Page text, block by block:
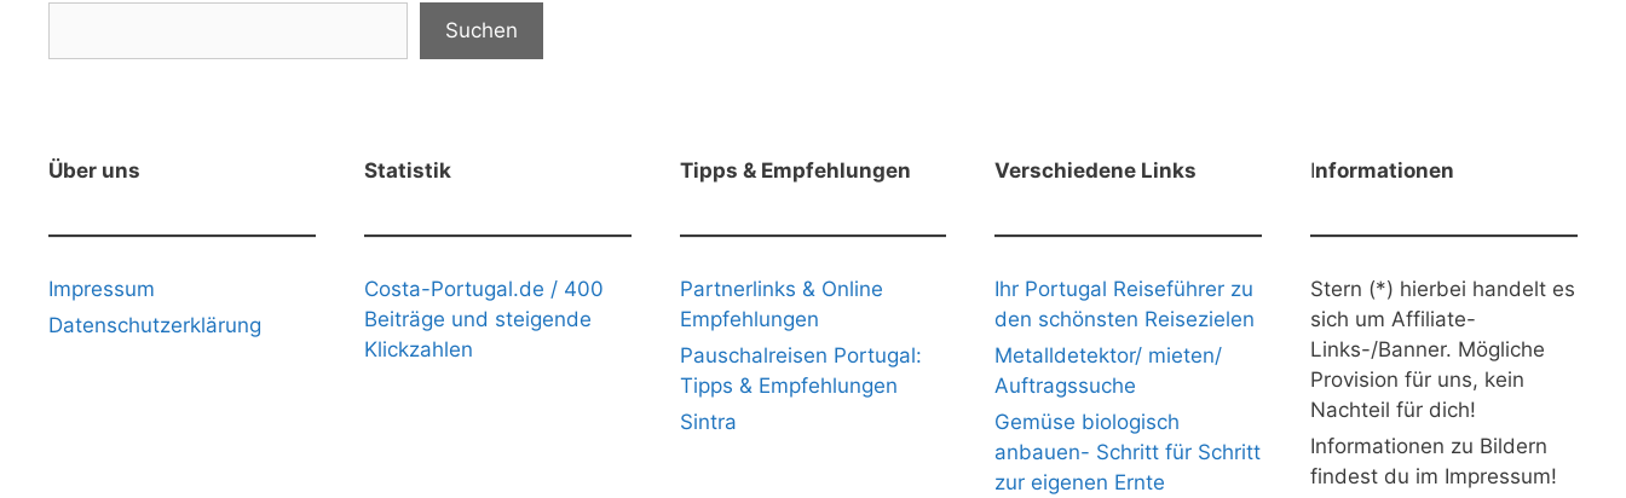
Suchen
Über uns
Impressum
Datenschutzerklärung
Statistik
Costa-Portugal.de / 400
Beiträge und steigende
Klickzahlen
Tipps & Empfehlungen
Partnerlinks & Online
Empfehlungen
Pauschalreisen Portugal:
Tipps & Empfehlungen
Sintra
Verschiedene Links
Ihr Portugal Reiseführer zu
den schönsten Reisezielen
Metalldetektor/ mieten/
Auftragssuche
Gemüse biologisch
anbauen- Schritt für Schritt
zur eigenen Ernte
Informationen
Stern (*) hierbei handelt es
sich um Affiliate-
Links-/Banner. Mögliche
Provision für uns, kein
Nachteil für dich!
Informationen zu Bildern
findest du im Impressum!